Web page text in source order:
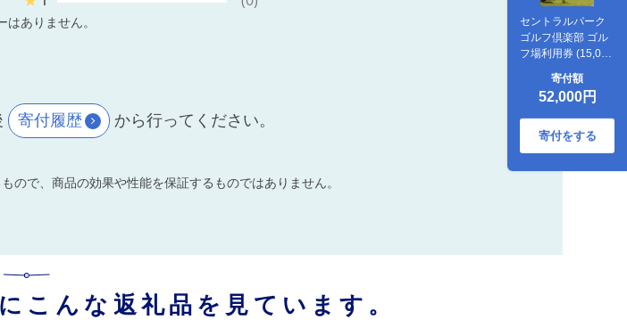
セントラルパーク
ゴルフ倶楽部 ゴル
フ場利用券 (15,000
寄付額
52,000円
寄付をする
はありません。
寄付履歴 から行ってください。
で、商品の効果や性能を保証するものではありません。
こんな返礼品を見ています。